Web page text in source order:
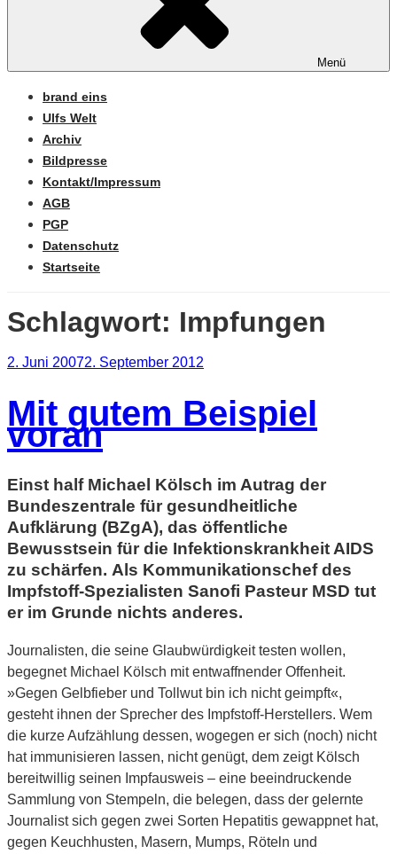
Menü
brand eins
Ulfs Welt
Archiv
Bildpresse
Kontakt/Impressum
AGB
PGP
Datenschutz
Startseite
Schlagwort: Impfungen
Veröffentlicht
2. Juni 20072. September 2012
Mit gutem Beispiel
voran
Einst half Michael Kölsch im Autrag der
Bundeszentrale für gesundheitliche
Aufklärung (BZgA), das öffentliche
Bewusstsein für die Infektionskrankheit AIDS
zu schärfen. Als Kommunikationschef des
Impfstoff-Spezialisten Sanofi Pasteur MSD tut
er im Grunde nichts anderes.
Journalisten, die seine Glaubwürdigkeit testen wollen,
begegnet Michael Kölsch mit entwaffnender Offenheit.
»Gegen Gelbfieber und Tollwut bin ich nicht geimpft«,
gesteht ihnen der Sprecher des Impfstoff-Herstellers. Wem
die kurze Aufzählung dessen, wogegen er sich (noch) nicht
hat immunisieren lassen, nicht genügt, dem zeigt Kölsch
bereitwillig seinen Impfausweis – eine beeindruckende
Sammlung von Stempeln, die belegen, dass der gelernte
Journalist sich gegen zwei Sorten Hepatitis gewappnet hat,
gegen Keuchhusten, Masern, Mumps, Röteln und